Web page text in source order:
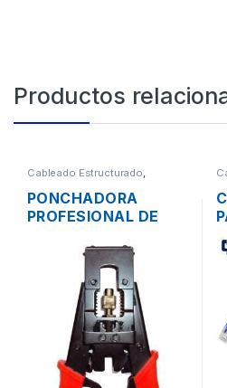
Productos
Cableado Estructurado,
PONCHADORA
PROFESIONAL DE
AJUSTABLE RG6
RG58 RG59